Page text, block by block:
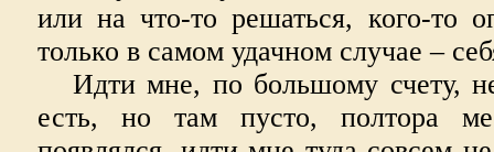
или на что-то решаться, кого-то
только в самом удачном случае –
Идти мне, по большому счету,
есть, но там пусто, полтора